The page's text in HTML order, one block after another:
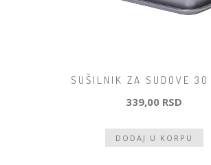
SUŠILNIK ZA SUDOVE
339,00 RSD